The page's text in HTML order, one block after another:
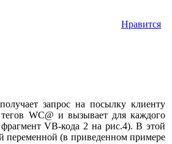
Нравится
запрос на посылку клиенту
WC@ и вызывает для каждого
фрагмент VB-кода 2 на рис.4). В этой
переменной (в приведенном примере